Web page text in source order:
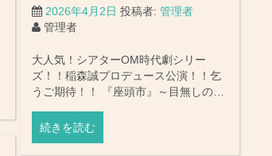
2026年4月2日 投稿者: 管理者
管理者
大人気！シアターOM時代劇シリー
ズ！！稲森誠プロデュース公演！！乞
うご期待！！ 『座頭市』～目無しの…
続きを読む